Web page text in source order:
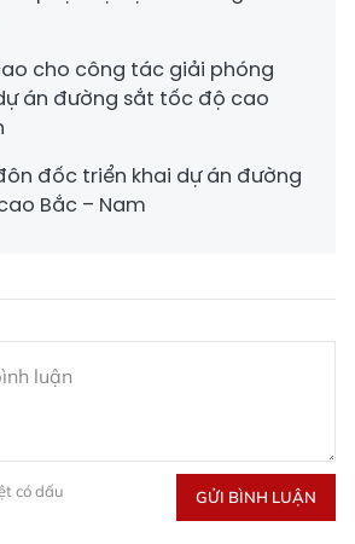
cho công tác giải phóng
án đường sắt tốc độ cao
đốc triển khai dự án đường
Bắc – Nam
có dấu GỬI BÌNH LUẬN